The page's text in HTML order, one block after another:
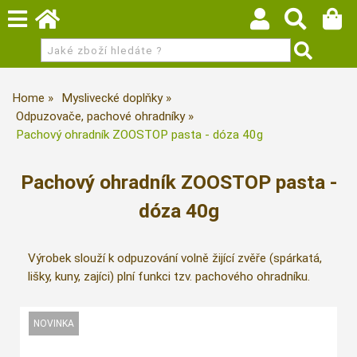
Home
Myslivecké doplňky
Odpuzovače, pachové ohradníky
Pachový ohradník ZOOSTOP pasta - dóza 40g
Pachový ohradník ZOOSTOP pasta -
dóza 40g
Výrobek slouží k odpuzování volně žijící zvěře (spárkatá,
lišky, kuny, zajíci) plní funkci tzv. pachového ohradníku.